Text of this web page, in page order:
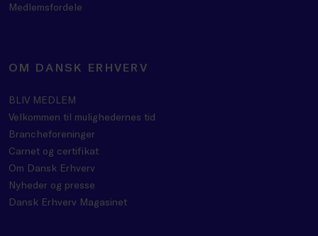
Medlemsfordele
OM DANSK ERHVERV
BLIV MEDLEM
Velkommen til mulighedernes tid
Brancheforeninger
Carnet og certifikat
Om Dansk Erhverv
Nyheder og presse
Dansk Erhverv Magasinet